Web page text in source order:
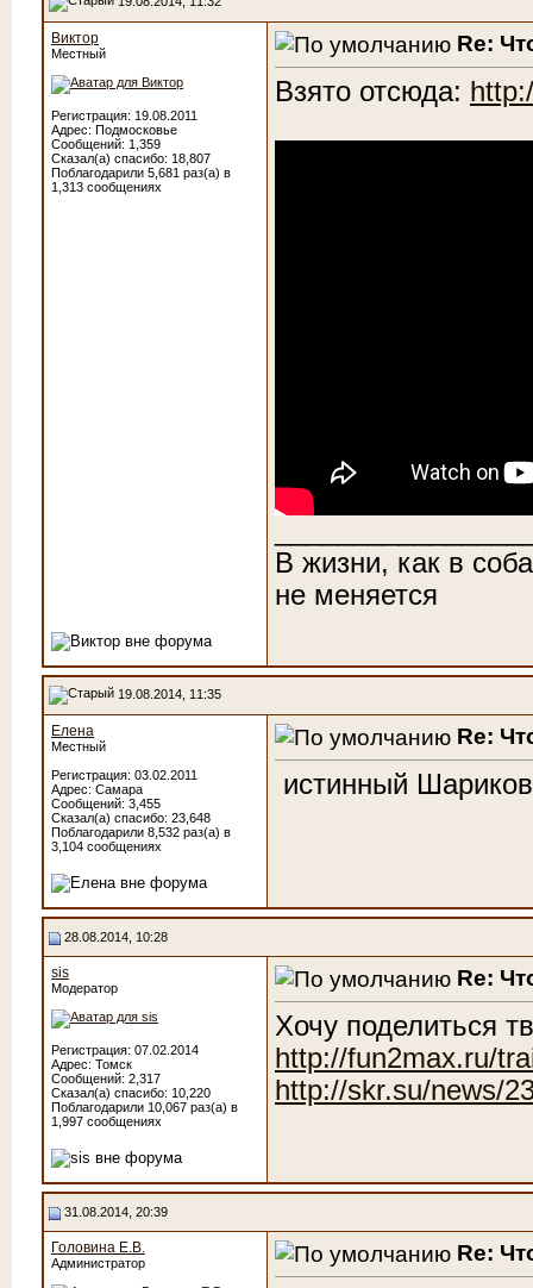
Виктор
Местный
Регистрация: 19.08.2011
Адрес: Подмосковье
Сообщений: 1,359
Сказал(а) спасибо: 18,807
Поблагодарили 5,681 раз(а) в
1,313 сообщениях
Re:
Взято отсюда:
В жизни, как в
не меняется
19.08.2014, 11:35
Елена
Местный
Регистрация: 03.02.2011
Адрес: Самара
Сообщений: 3,455
Сказал(а) спасибо: 23,648
Поблагодарили 8,532 раз(а) в
3,104 сообщениях
Re:
истинный
28.08.2014, 10:28
sis
Модератор
Регистрация: 07.02.2014
Адрес: Томск
Сообщений: 2,317
Сказал(а) спасибо: 10,220
Поблагодарили 10,067 раз(а) в
1,997 сообщениях
Re:
Хочу поделиться
http://fun2max.ru/
http://skr.su/news/
31.08.2014, 20:39
Головина Е.В.
Администратор Re: